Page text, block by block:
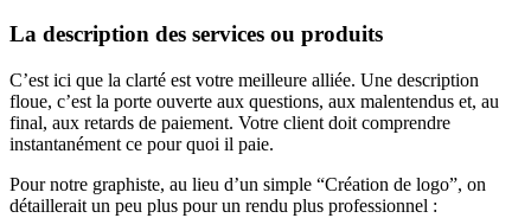
La description des services ou produits
C’est ici que la clarté est votre meilleure alliée. Une description
floue, c’est la porte ouverte aux questions, aux malentendus et, au
final, aux retards de paiement. Votre client doit comprendre
instantanément ce pour quoi il paie.
Pour notre graphiste, au lieu d’un simple “Création de logo”, on
détaillerait un peu plus pour un rendu plus professionnel :